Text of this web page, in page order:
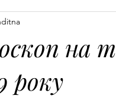
Перевірені рецепти
на
року